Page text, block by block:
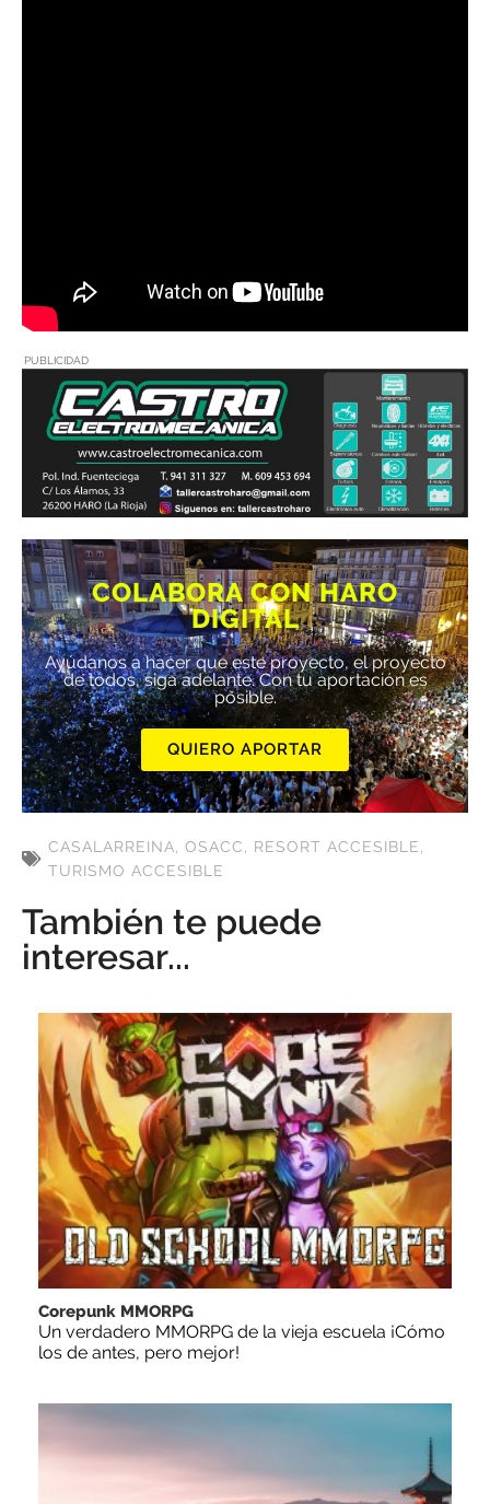
PUBLICIDAD
COLABORA CON HARO
DIGITAL
Ayúdanos a hacer que este proyecto, el proyecto
de todos, siga adelante. Con tu aportación es
posible.
QUIERO APORTAR
CASALARREINA, OSACC, RESORT ACCESIBLE,
TURISMO ACCESIBLE
También te puede
interesar...
Corepunk MMORPG
Un verdadero MMORPG de la vieja escuela ¡Cómo
los de antes, pero mejor!